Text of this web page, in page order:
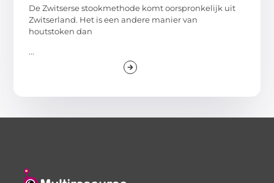
De Zwitserse stookmethode komt oorspronkelijk uit
Zwitserland. Het is een andere manier van
houtstoken dan
...